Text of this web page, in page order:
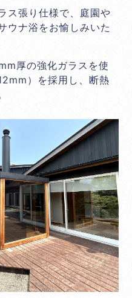
ス張り仕様で、庭園や
ウナ浴をお愉しみいた
厚の強化ガラスを使
）を採用し、断熱